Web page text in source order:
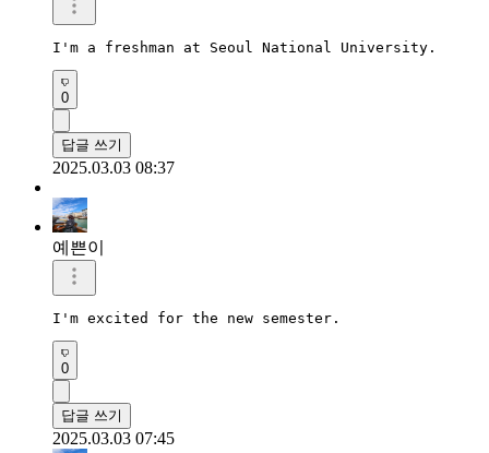
I'm a freshman at Seoul National University.
0
답글 쓰기
2025.03.03 08:37
예쁜이
I'm excited for the new semester.
0
답글 쓰기
2025.03.03 07:45